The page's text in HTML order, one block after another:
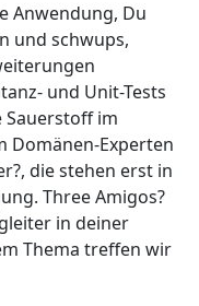
Anwendung, Du
und schwups,
und Unit-Tests
Sauerstoff im
Domänen-Experten
die stehen erst in
Three Amigos?
in deiner
Thema treffen wir